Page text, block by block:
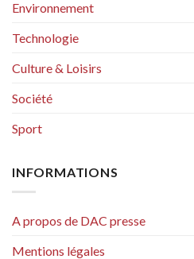
Environnement
Technologie
Culture & Loisirs
Société
Sport
INFORMATIONS
A propos de DAC presse
Mentions légales